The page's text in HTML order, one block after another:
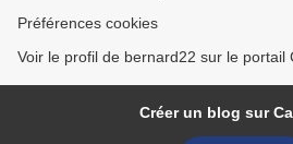
Préférences cookies
Voir le profil de bernard22 sur le portail
Créer un blog sur